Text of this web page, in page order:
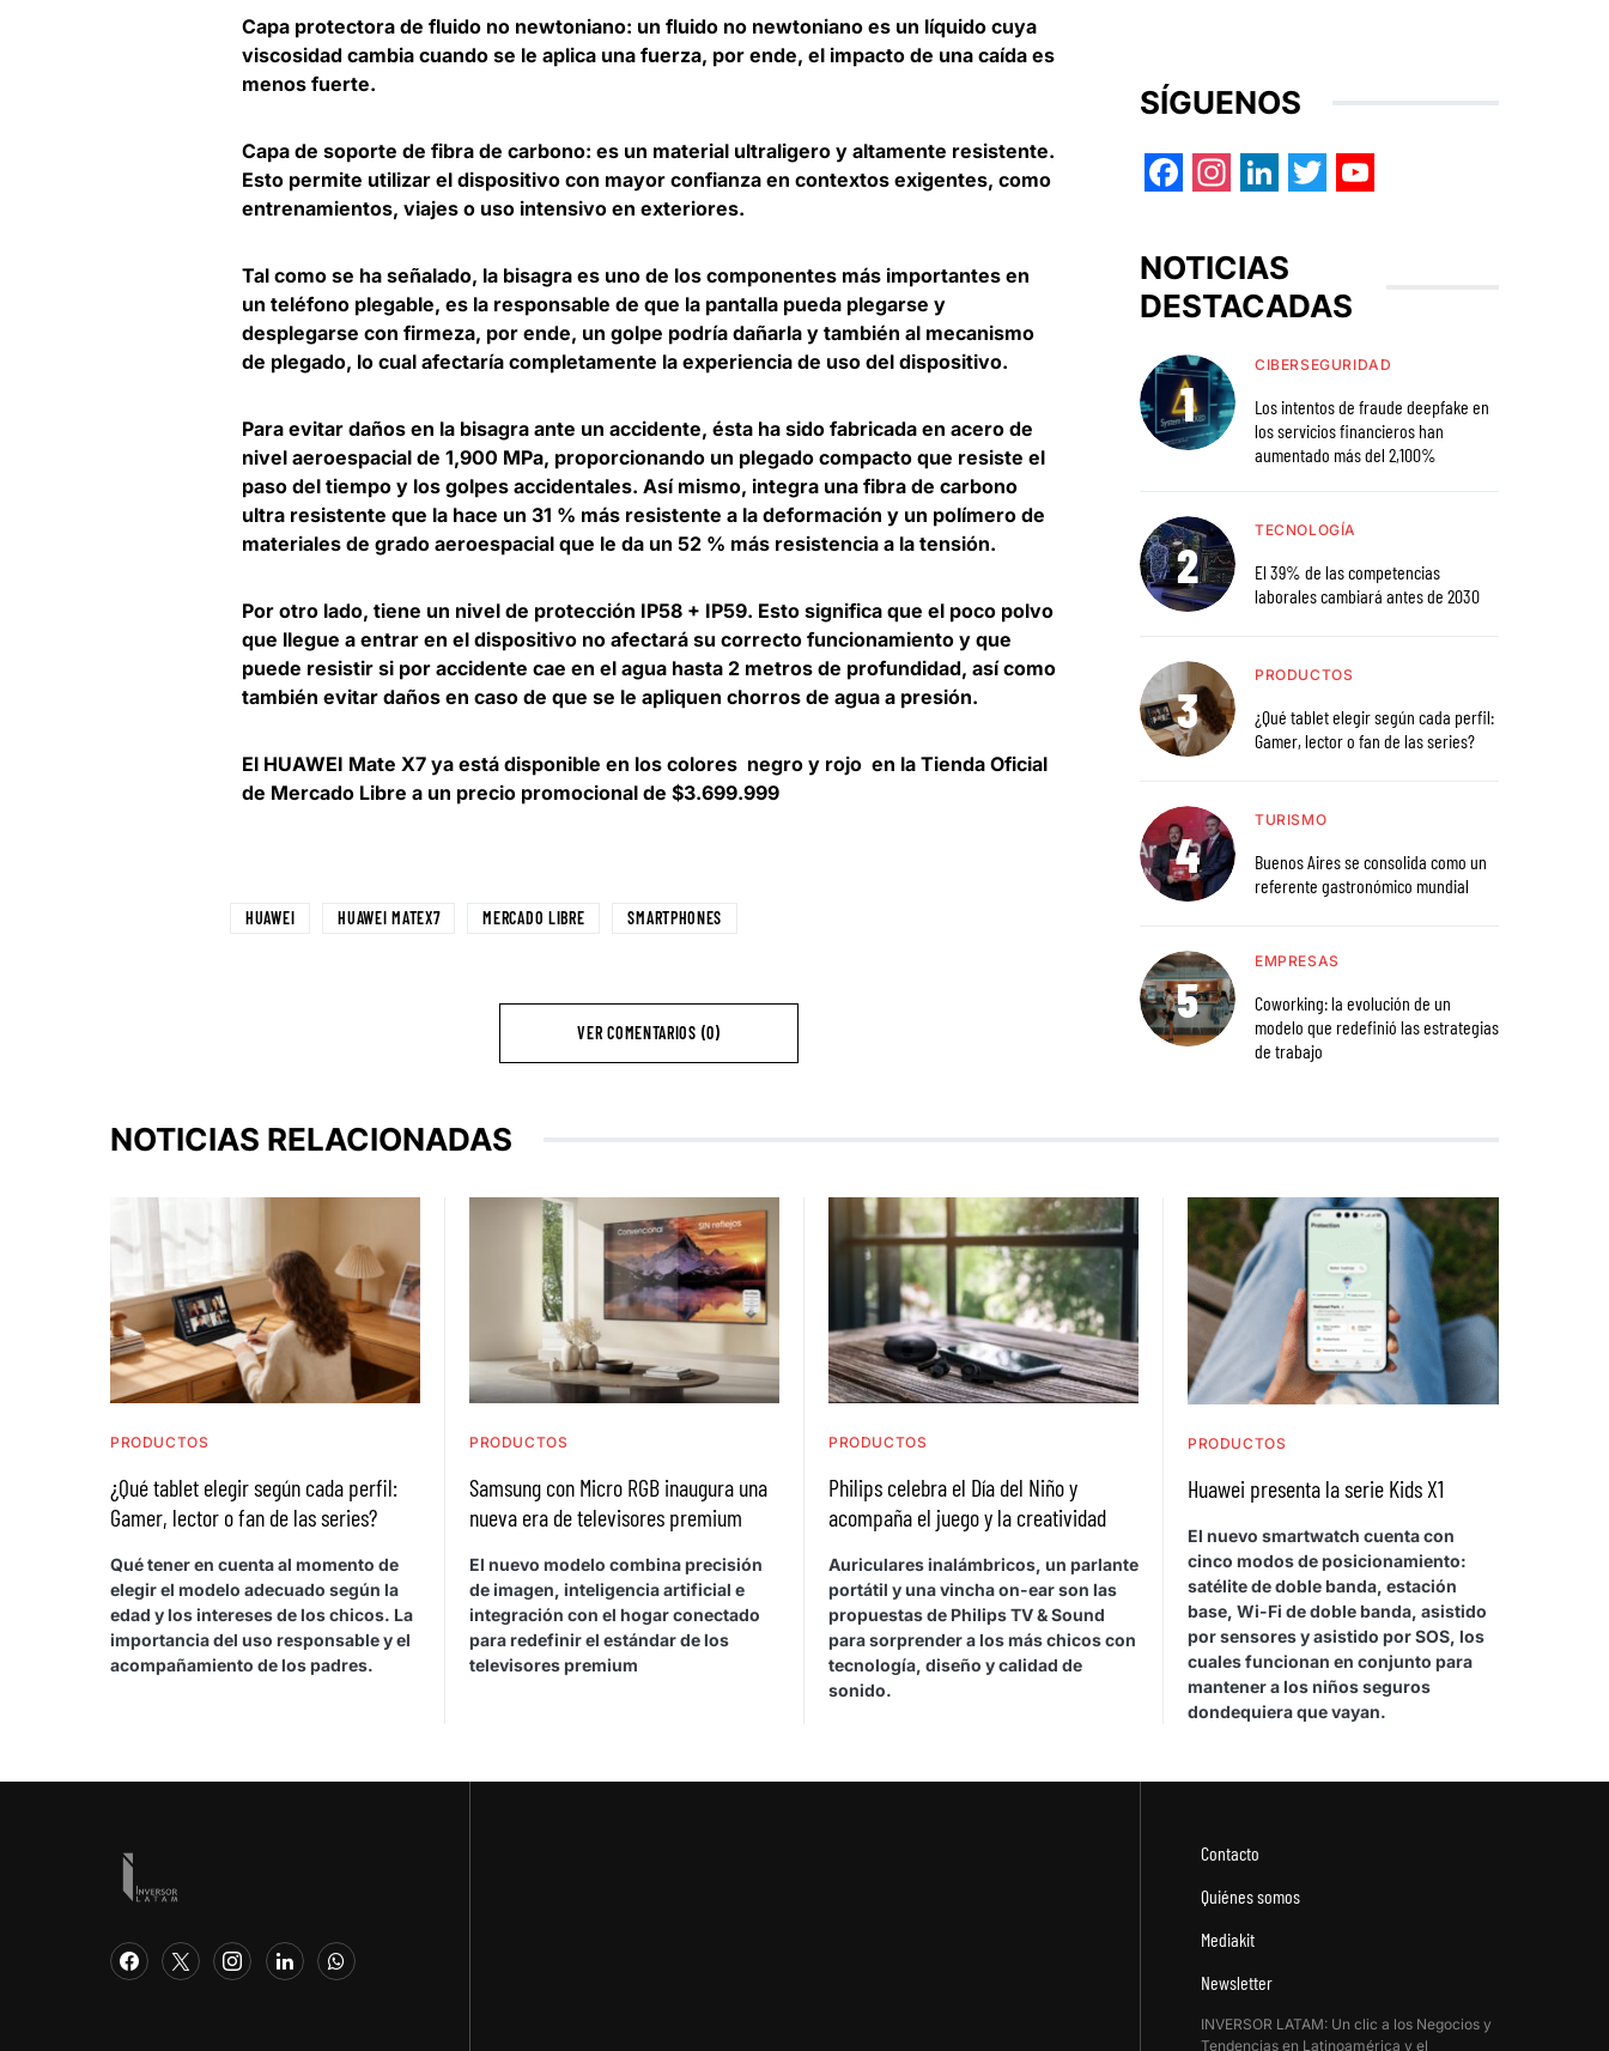
Capa protectora de fluido no newtoniano: un fluido no newtoniano es un líquido cuya
viscosidad cambia cuando se le aplica una fuerza, por ende, el impacto de una caída es
menos fuerte.
Capa de soporte de fibra de carbono: es un material ultraligero y altamente resistente.
Esto permite utilizar el dispositivo con mayor confianza en contextos exigentes, como
entrenamientos, viajes o uso intensivo en exteriores.
Tal como se ha señalado, la bisagra es uno de los componentes más importantes en
un teléfono plegable, es la responsable de que la pantalla pueda plegarse y
desplegarse con firmeza, por ende, un golpe podría dañarla y también al mecanismo
de plegado, lo cual afectaría completamente la experiencia de uso del dispositivo.
Para evitar daños en la bisagra ante un accidente, ésta ha sido fabricada en acero de
nivel aeroespacial de 1,900 MPa, proporcionando un plegado compacto que resiste el
paso del tiempo y los golpes accidentales. Así mismo, integra una fibra de carbono
ultra resistente que la hace un 31 % más resistente a la deformación y un polímero de
materiales de grado aeroespacial que le da un 52 % más resistencia a la tensión.
Por otro lado, tiene un nivel de protección IP58 + IP59. Esto significa que el poco polvo
que llegue a entrar en el dispositivo no afectará su correcto funcionamiento y que
puede resistir si por accidente cae en el agua hasta 2 metros de profundidad, así como
también evitar daños en caso de que se le apliquen chorros de agua a presión.
El HUAWEI Mate X7 ya está disponible en los colores negro y rojo en la Tienda Oficial
de Mercado Libre a un precio promocional de $3.699.999
HUAWEI HUAWEI MATEX7 MERCADO LIBRE SMARTPHONES
VER COMENTARIOS (0)
SÍGUENOS
NOTICIAS
DESTACADAS
CIBERSEGURIDAD
Los intentos de fraude deepfake en
los servicios financieros han
aumentado más del 2,100%
TECNOLOGÍA
El 39% de las competencias
laborales cambiará antes de 2030
PRODUCTOS
¿Qué tablet elegir según cada perfil:
Gamer, lector o fan de las series?
TURISMO
Buenos Aires se consolida como un
referente gastronómico mundial
EMPRESAS
Coworking: la evolución de un
modelo que redefinió las estrategias
de trabajo
NOTICIAS RELACIONADAS
PRODUCTOS
¿Qué tablet elegir según cada perfil:
Gamer, lector o fan de las series?
Qué tener en cuenta al momento de
elegir el modelo adecuado según la
edad y los intereses de los chicos. La
importancia del uso responsable y el
acompañamiento de los padres.
PRODUCTOS
Samsung con Micro RGB inaugura una
nueva era de televisores premium
El nuevo modelo combina precisión
de imagen, inteligencia artificial e
integración con el hogar conectado
para redefinir el estándar de los
televisores premium
PRODUCTOS
Philips celebra el Día del Niño y
acompaña el juego y la creatividad
Auriculares inalámbricos, un parlante
portátil y una vincha on-ear son las
propuestas de Philips TV & Sound
para sorprender a los más chicos con
tecnología, diseño y calidad de
sonido.
PRODUCTOS
Huawei presenta la serie Kids X1
El nuevo smartwatch cuenta con
cinco modos de posicionamiento:
satélite de doble banda, estación
base, Wi-Fi de doble banda, asistido
por sensores y asistido por SOS, los
cuales funcionan en conjunto para
mantener a los niños seguros
dondequiera que vayan.
Contacto
Quiénes somos
Mediakit
Newsletter
INVERSOR LATAM: Un clic a los Negocios y
Tendencias en Latinoamérica y el